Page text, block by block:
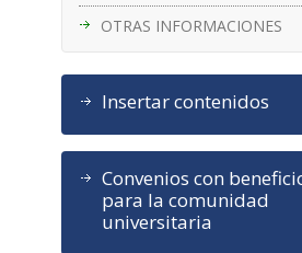
OTRAS INFORMACIONES
Insertar contenidos
Convenios con
para la comunidad
universitaria